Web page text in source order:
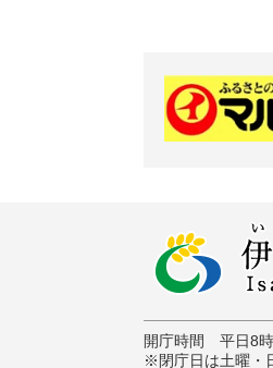
開庁時間 平日8
※閉庁日は土曜・